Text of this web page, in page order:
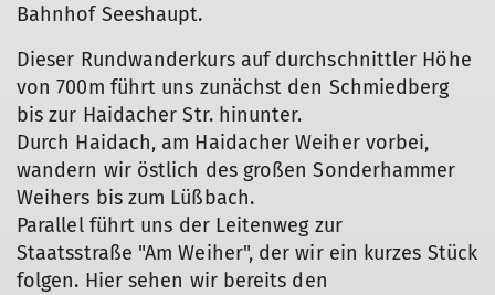
Bahnhof Seeshaupt.
Dieser Rundwanderkurs auf durchschnittler Höhe
von 700m führt uns zunächst den Schmiedberg
bis zur Haidacher Str. hinunter.
Durch Haidach, am Haidacher Weiher vorbei,
wandern wir östlich des großen Sonderhammer
Weihers bis zum Lüßbach.
Parallel führt uns der Leitenweg zur
Staatsstraße "Am Weiher", der wir ein kurzes Stück
folgen. Hier sehen wir bereits den